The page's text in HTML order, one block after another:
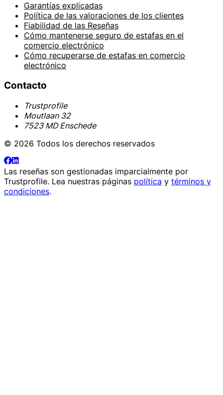
Garantías explicadas
Política de las valoraciones de los clientes
Fiabilidad de las Reseñas
Cómo mantenerse seguro de estafas en el
comercio electrónico
Cómo recuperarse de estafas en comercio
electrónico
Contacto
Trustprofile
Moutlaan 32
7523 MD Enschede
© 2026 Todos los derechos reservados
Las reseñas son gestionadas imparcialmente por
Trustprofile. Lea nuestras páginas política y términos y
condiciones.